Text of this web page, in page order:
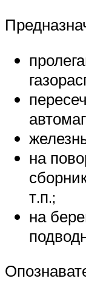
на
т.п.;
на